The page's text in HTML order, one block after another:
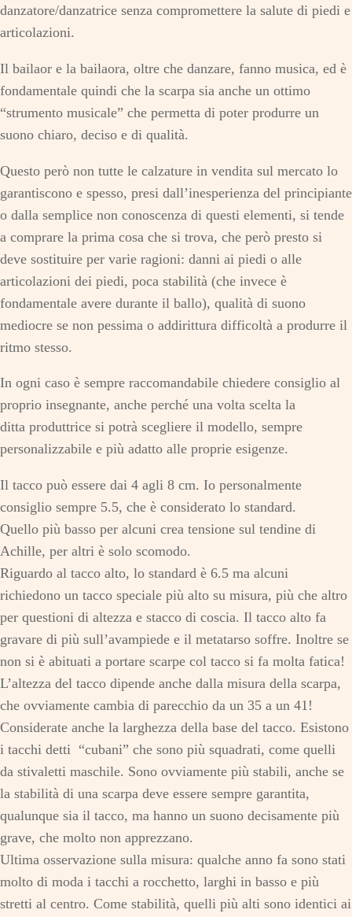
danzatore/danzatrice senza compromettere la salute di piedi e
articolazioni.
Il bailaor e la bailaora, oltre che danzare, fanno musica, ed è
fondamentale quindi che la scarpa sia anche un ottimo
“strumento musicale” che permetta di poter produrre un
suono chiaro, deciso e di qualità.
Questo però non tutte le calzature in vendita sul mercato lo
garantiscono e spesso, presi dall’inesperienza del principiante
o dalla semplice non conoscenza di questi elementi, si tende
a comprare la prima cosa che si trova, che però presto si
deve sostituire per varie ragioni: danni ai piedi o alle
articolazioni dei piedi, poca stabilità (che invece è
fondamentale avere durante il ballo), qualità di suono
mediocre se non pessima o addirittura difficoltà a produrre il
ritmo stesso.
In ogni caso è sempre raccomandabile chiedere consiglio al
proprio insegnante, anche perché una volta scelta la
ditta produttrice si potrà scegliere il modello, sempre
personalizzabile e più adatto alle proprie esigenze.
Il tacco può essere dai 4 agli 8 cm. Io personalmente
consiglio sempre 5.5, che è considerato lo standard.
Quello più basso per alcuni crea tensione sul tendine di
Achille, per altri è solo scomodo.
Riguardo al tacco alto, lo standard è 6.5 ma alcuni
richiedono un tacco speciale più alto su misura, più che altro
per questioni di altezza e stacco di coscia. Il tacco alto fa
gravare di più sull’avampiede e il metatarso soffre. Inoltre se
non si è abituati a portare scarpe col tacco si fa molta fatica!
L’altezza del tacco dipende anche dalla misura della scarpa,
che ovviamente cambia di parecchio da un 35 a un 41!
Considerate anche la larghezza della base del tacco. Esistono
i tacchi detti “cubani” che sono più squadrati, come quelli
da stivaletti maschile. Sono ovviamente più stabili, anche se
la stabilità di una scarpa deve essere sempre garantita,
qualunque sia il tacco, ma hanno un suono decisamente più
grave, che molto non apprezzano.
Ultima osservazione sulla misura: qualche anno fa sono stati
molto di moda i tacchi a rocchetto, larghi in basso e più
stretti al centro. Come stabilità, quelli più alti sono identici ai